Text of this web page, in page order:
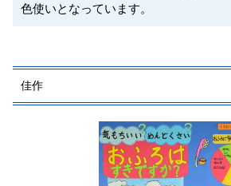
色使いとなっています。
佳作